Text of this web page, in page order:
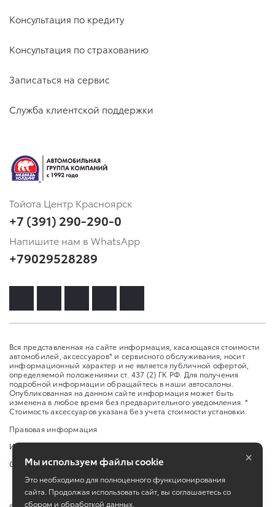
Консультация по кредиту
Консультация по страхованию
Записаться на сервис
Служба клиентской поддержки
Тойота Центр Красноярск
+7 (391) 290-290-0
Напишите нам в WhatsApp
+79029528289
Вся представленная на сайте информация, касающаяся стоимости
автомобилей, аксессуаров* и сервисного обслуживания, носит
информационный характер и не является публичной офертой,
определяемой положениями ст. 437 (2) ГК РФ. Для получения
подробной информации обращайтесь в наши автосалоны.
Опубликованная на данном сайте информация может быть
изменена в любое время без предварительного уведомления. *
Стоимость аксессуаров указана без учета стоимости установки.
Правовая информация
Изменить настройку cookies
Сбросить cookie
Мы используем файлы cookie
Это необходимо для полноценного функционирования
сайта. Продолжая использовать сайт, вы соглашаетесь со
сбором и обработкой данных.
×